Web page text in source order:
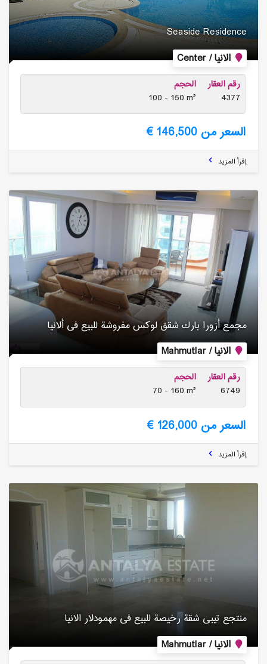
الانيا / Center
Seaside Residence
رقم العقار
4377
الحجم
100 - 150 m²
السعر من 146,500 €
إقرأ المزيد
الانيا / Mahmutlar
مجمع أزورا بارك شقق لوكس مفروشة للبیع فی ألانیا
رقم العقار
6749
الحجم
70 - 160 m²
السعر من 126,000 €
إقرأ المزيد
الانيا / Mahmutlar
منتجع تیبی شقة رخیصة للبیع فی مهمودلار الانیا